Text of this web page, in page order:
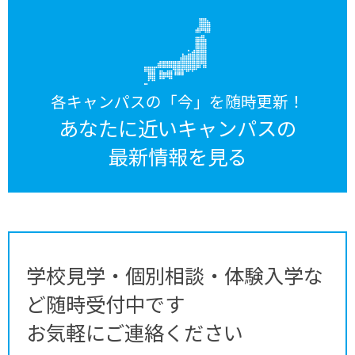
各キャンパスの「今」を随時更新！
あなたに近いキャンパスの
最新情報を見る
学校見学・個別相談・体験入学な
ど随時受付中です
お気軽にご連絡ください